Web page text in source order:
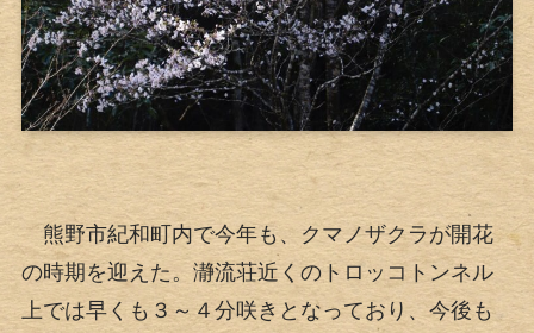
熊野市紀和町内で今年も、クマノザクラが開花
の時期を迎えた。瀞流荘近くのトロッコトンネル
上では早くも３～４分咲きとなっており、今後も